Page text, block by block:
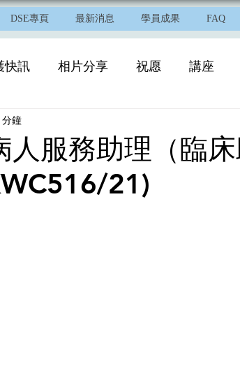
DSE專頁 最新消息 學員成果 FAQ
快訊 相片分享 祝愿 講座
人服務助理（臨
21)
分鐘